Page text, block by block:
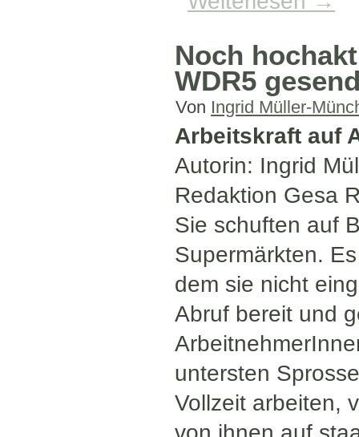
Noch
WDR5
Von Ingrid Müller-
Arbeitskraft auf
Autorin: Ingrid
Redaktion Gesa
Sie schuften auf
Supermärkten.
dem sie nicht
Abruf bereit und
untersten
Vollzeit arbeiten,